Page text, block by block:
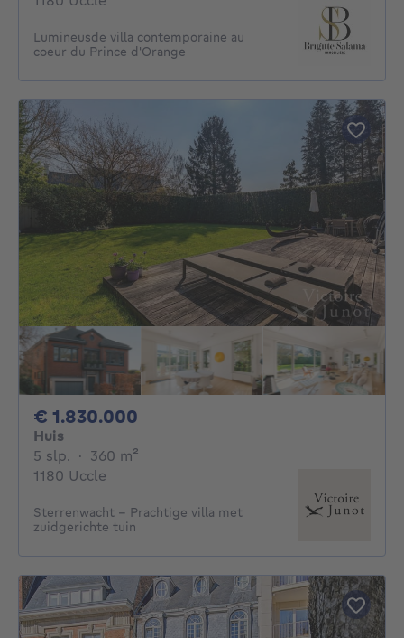
Lumineusde villa contemporaine au
coeur du Prince d'Orange
€ 1.830.000
Huis
5 slp. 5 slaapkamers
· 360 m²
1180 Uccle
Sterrenwacht – Prachtige villa met
zuidgerichte tuin